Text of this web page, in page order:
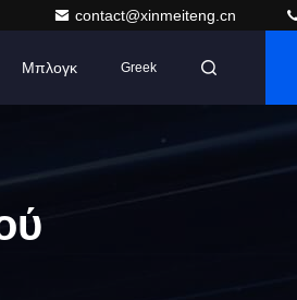
contact@xinmeiteng.cn
Μπλογκ Greek